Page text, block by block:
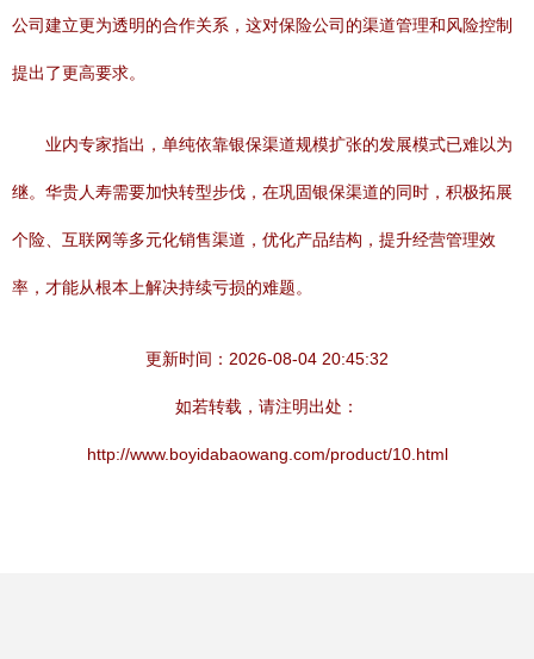
公司建立更为透明的合作关系，这对保险公司的渠道管理和风险控制
提出了更高要求。
业内专家指出，单纯依靠银保渠道规模扩张的发展模式已难以为
继。华贵人寿需要加快转型步伐，在巩固银保渠道的同时，积极拓展
个险、互联网等多元化销售渠道，优化产品结构，提升经营管理效
率，才能从根本上解决持续亏损的难题。
更新时间：2026-08-04 20:45:32
如若转载，请注明出处：
http://www.boyidabaowang.com/product/10.html